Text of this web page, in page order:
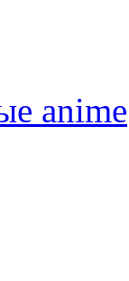
anime